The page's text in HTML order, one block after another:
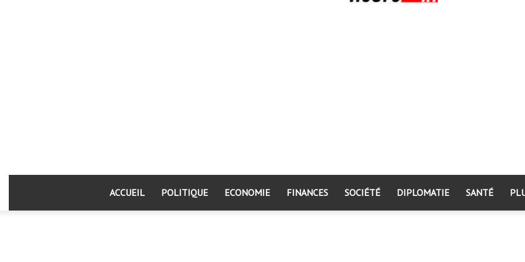
ACCUEIL POLITIQUE ECONOMIE FINANCES SOCIÉTÉ DIPLOMATIE SANTÉ